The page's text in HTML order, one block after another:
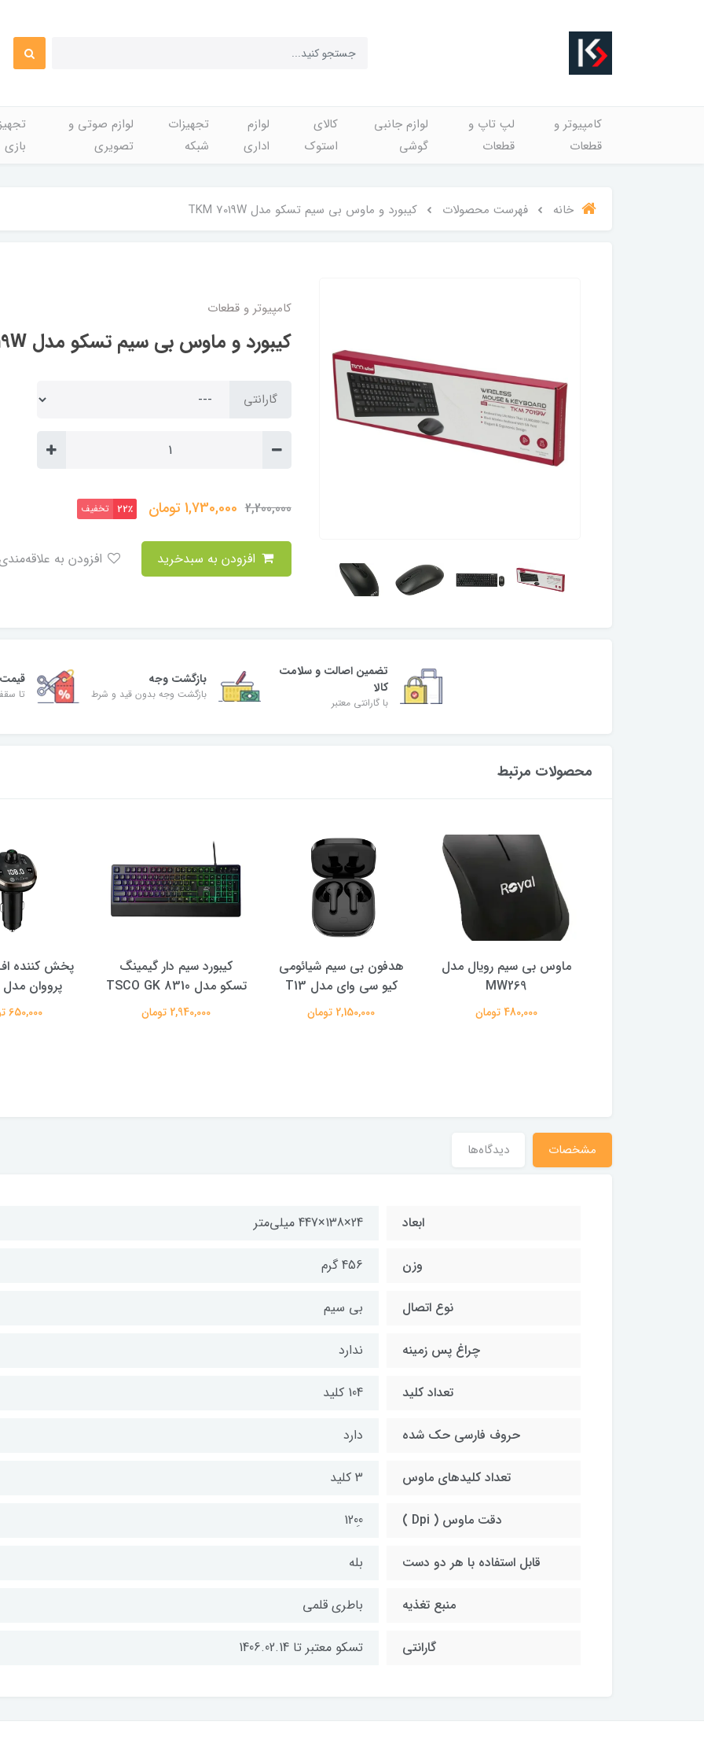
کامپیوتر و
قطعات
لپ تاپ و
قطعات
لوازم جانبی
گوشی
کالای
استوک
لوازم
اداری
تجهیزات
شبکه
لوازم صوتی و
تصویری
بازی
خانه فهرست محصولات کیبورد و ماوس بی سیم تسکو مدل TKM 7019W
کامپیوتر و قطعات
کیبورد و ماوس بی سیم تسکو مدل TKM 7019W
گارانتی
2,200,000
1,730,000تومان 22٪ تخفیف
تضمین اصالت و سلامت
کالا
با گارانتی معتبر
بازگشت وجه
بازگشت وجه بدون قید و شرط تا سقف 30%
محصولات مرتبط
ماوس بی سیم رویال مدل
MW269
480,000 تومان
هدفون بی سیم شیائومی
کیو سی وای مدل T13
2,150,000 تومان
کیبورد سیم دار گیمینگ
تسکو مدل TSCO GK 8310
2,940,000 تومان
پخش کننده
پرووان مدل PFT93
650,000 تومان
مشخصات دیدگاه‌ها
ابعاد 24×138×447 میلی‌متر
وزن 456 گرم
نوع اتصال بی سیم
چراغ پس زمینه ندارد
تعداد کلید 104 کلید
حروف فارسی حک شده دارد
تعداد کلیدهای ماوس 3 کلید
دقت ماوس ( Dpi ) 1200ِ
قابل استفاده با هر دو دست بله
منبع تغذیه باطری قلمی
گارانتی تسکو معتبر تا 1406.02.14